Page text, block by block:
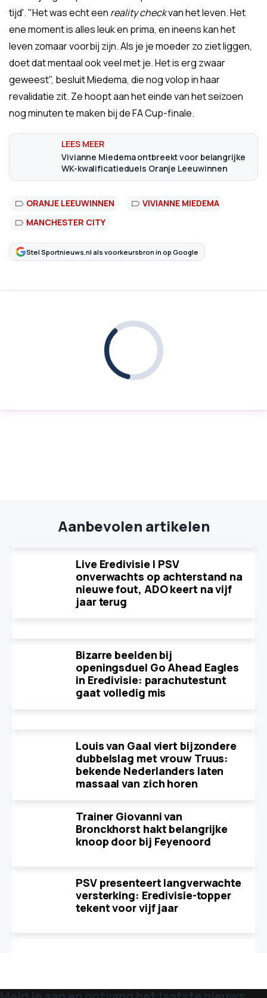
tijd'. "Het was echt een reality checkvan het leven. Het
ene moment is alles leuk en prima, en ineens kan het
leven zomaar voorbij zijn. Als je je moeder zo ziet liggen,
doet dat mentaal ook veel met je. Het is erg zwaar
geweest", besluit Miedema, die nog volop in haar
revalidatie zit. Ze hoopt aan het einde van het seizoen
nog minuten te maken bij de FA Cup-finale.
Vivianne Miedema ontbreekt voor belangrijke
WK-kwalificatieduels Oranje Leeuwinnen
ORANJE LEEUWINNEN
VIVIANNE MIEDEMA
MANCHESTER CITY
Stel Sportnieuws.nl als voorkeursbron in op Google
Aanbevolen artikelen
Live Eredivisie | PSV
onverwachts op achterstand na
nieuwe fout, ADO keert na vijf
jaar terug
Bizarre beelden bij
openingsduel Go Ahead Eagles
in Eredivisie: parachutestunt
gaat volledig mis
Louis van Gaal viert bijzondere
dubbelslag met vrouw Truus:
bekende Nederlanders laten
massaal van zich horen
Trainer Giovanni van
Bronckhorst hakt belangrijke
knoop door bij Feyenoord
PSV presenteert langverwachte
versterking: Eredivisie-topper
tekent voor vijf jaar